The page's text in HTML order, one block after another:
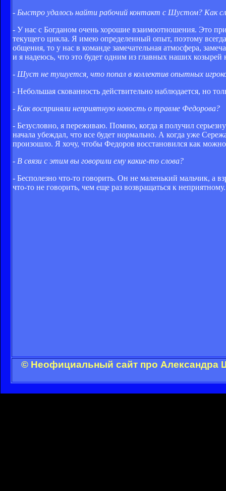
- Быстро удалось найти рабочий контакт с Шустом? Как
- У нас с Богданом очень хорошие взаимоотношения. Это
текущего цикла. Я имею определенный опыт, поэтому
общения, то у нас в команде замечательная атмосфера,
и я надеюсь, что это будет одним из главных наших козырей
- Шуст не тушуется, что попал в коллектив опытных
- Небольшая скованность действительно наблюдается, но
- Как восприняли неприятную новость о травме Федорова?
- Безусловно, я переживаю. Помню, когда я получил
начала убеждал, что все будет нормально. А когда уже
произошло. Я хочу, чтобы Федоров восстановился как
- В связи с этим вы говорили ему какие-то слова?
- Бесполезно что-то говорить. Он не маленький мальчик, а
что-то не говорить, чем еще раз возвращаться к неприятному.
© Неофициальный сайт про Александра